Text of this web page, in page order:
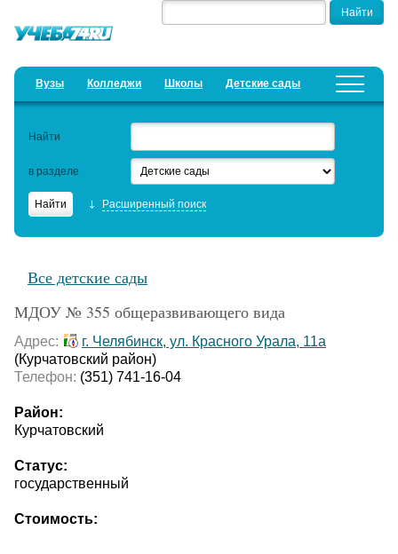
Вузы Колледжи Школы Детские сады
Добавить уч. заведение Предложить новость
Найти
в разделе
Расширенный поиск
Все детские сады
МДОУ № 355 общеразвивающего вида
Адрес:
г. Челябинск, ул. Красного Урала, 11а
(Курчатовский район)
Телефон: (351) 741-16-04
Район:
Курчатовский
Статус:
государственный
Стоимость: